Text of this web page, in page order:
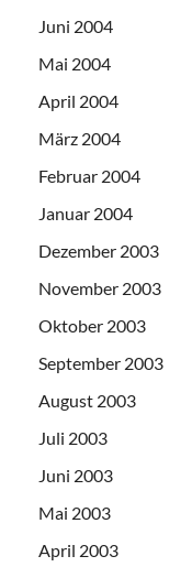
Juni 2004
Mai 2004
April 2004
März 2004
Februar 2004
Januar 2004
Dezember 2003
November 2003
Oktober 2003
September 2003
August 2003
Juli 2003
Juni 2003
Mai 2003
April 2003